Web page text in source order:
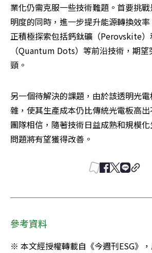
業化仍需克服一些技術難題。首要挑
明度的同時，進一步提升能源轉換效
正積極探索包括鈣鈦礦（Perovskite
（Quantum Dots）等前沿技術，期
頸。
另一個待解決的課題，由於該透明光
雜，使其生產成本仍比傳統光電板高
團隊相信，隨著技術日益成熟和規模
問題將有望獲得改善。
參考資料
※ 本文經授權轉載自《今週刊ESG》